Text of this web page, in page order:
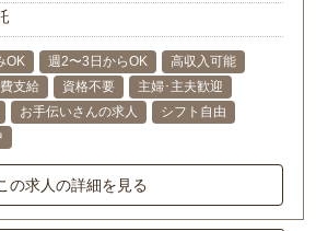
OK 週2〜3日からOK
高収入可能
支給 資格不要
主婦･主夫歓迎
お手伝いさんの求人
シフト自由
の求人の詳細を見る